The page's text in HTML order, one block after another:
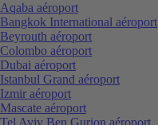
Aqaba aéroport
Bangkok International aéroport
Beyrouth aéroport
Colombo aéroport
Dubai aéroport
Istanbul Grand aéroport
Izmir aéroport
Mascate aéroport
Tel Aviv Ben Gurion aéroport